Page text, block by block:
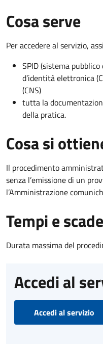
Cosa serve
Per accedere al servizio,
SPID (sistema
d’identità elettronica
(CNS)
tutta la
della pratica.
Cosa si
Il procedimento
senza l’emissione di un
l’Amministrazione
Tempi e
Durata massima del
Accedi al
Accedi al servizio